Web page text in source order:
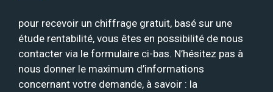
pour recevoir un chiffrage gratuit, basé sur une
étude rentabilité, vous êtes en possibilité de nous
contacter via le formulaire ci-bas. N’hésitez pas à
nous donner le maximum d’informations
concernant votre demande, à savoir : la